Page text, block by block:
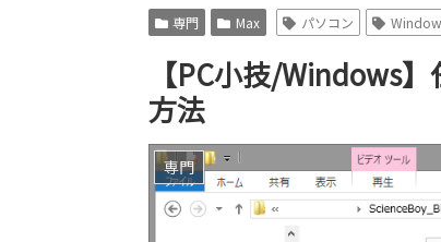
専門 Max パソコン
【PC小技/Windows
方法
専門